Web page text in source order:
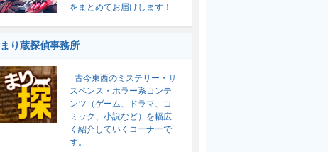
をまとめてお届けします！
まり蔵探偵事務所
古今東西のミステリー・サ
スペンス・ホラー系コンテ
ンツ（ゲーム、ドラマ、コ
ミック、小説など）を幅広
く紹介していくコーナーで
す。